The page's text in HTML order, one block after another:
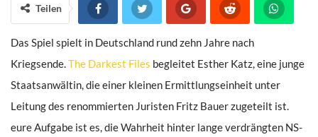
Teilen
Das Spiel spielt in Deutschland rund zehn Jahre nach
Kriegsende.The Darkest Files begleitet Esther Katz, eine junge
Staatsanwältin, die einer kleinen Ermittlungs­einheit unter
Leitung des renommierten Juristen Fritz Bauer zugeteilt ist.
eure Aufgabe ist es, die Wahrheit hinter lange verdrängten NS-